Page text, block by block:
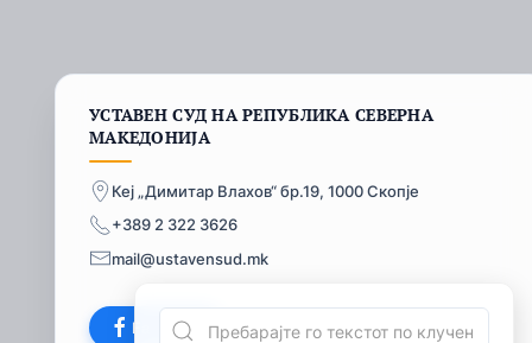
УСТАВЕН СУД НА РЕПУБЛИКА СЕВЕРНА
МАКЕДОНИЈА
Кеј „Димитар Влахов“ бр.19, 1000 Скопје
+389 2 322 3626
mail@ustavensud.mk
Facebook